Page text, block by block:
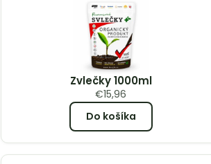
Zvlečky 1000ml
€15,96
Do košíka